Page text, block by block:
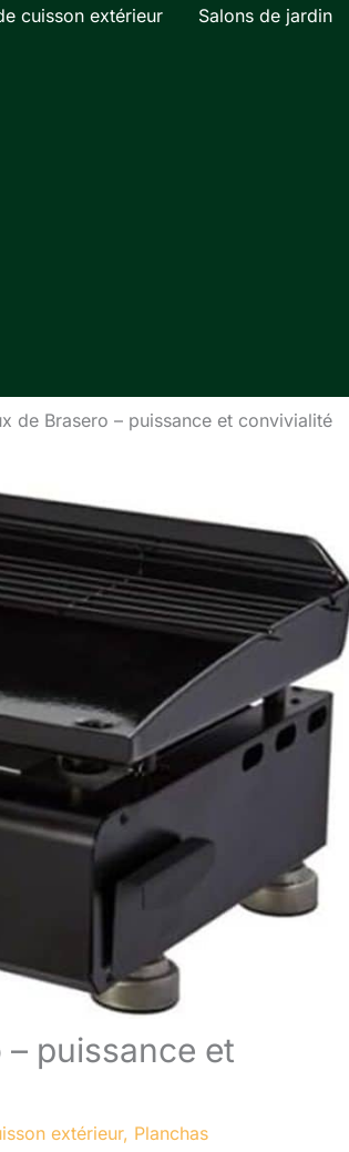
cuisson extérieur Salons de jardin
de Brasero – puissance et convivialité
puissance et
extérieur, Planchas